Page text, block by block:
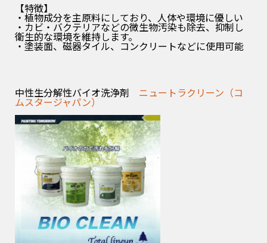
【特徴】
・植物成分を主原料にしており、人体や環境に優しい
・カビ・バクテリアなどの微生物汚染も除去、抑制し
衛生的な環境を維持します。
・塗装面、磁器タイル、コンクリートなどに使用可能
中性生分解性バイオ洗浄剤 ニュートラクリーン（コ
ムスタージャパン）